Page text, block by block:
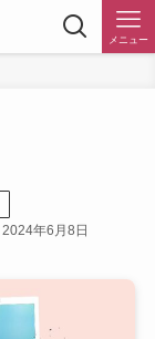
メニュー
2024年6月8日